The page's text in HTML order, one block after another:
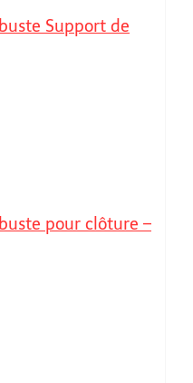
Support de
pour clôture –